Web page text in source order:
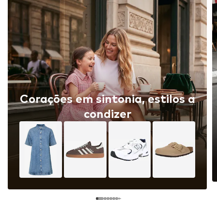
Corações em sintonia, estilos a
condizer